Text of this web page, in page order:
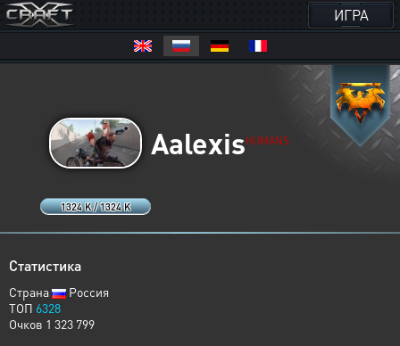
ИГРА
1324 K / 1324 K
AalexisHUMANS
Статистика
Страна
Россия
ТОП 6328
Очков 1 323 799